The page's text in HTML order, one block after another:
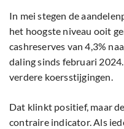
In mei stegen de
het hoogste niveau ooit
cashreserves van 4,3%
daling sinds februari
verdere koersstijgingen.
Dat klinkt positief, maar
contraire indicator. Als